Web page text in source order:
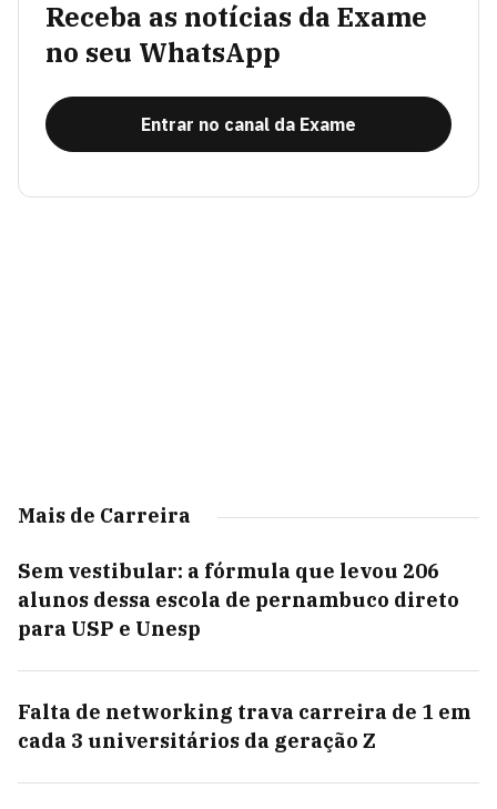
Receba as notícias da Exame
no seu WhatsApp
Entrar no canal da Exame
Mais de Carreira
Sem vestibular: a fórmula que levou 206
alunos dessa escola de pernambuco direto
para USP e Unesp
Falta de networking trava carreira de 1 em
cada 3 universitários da geração Z